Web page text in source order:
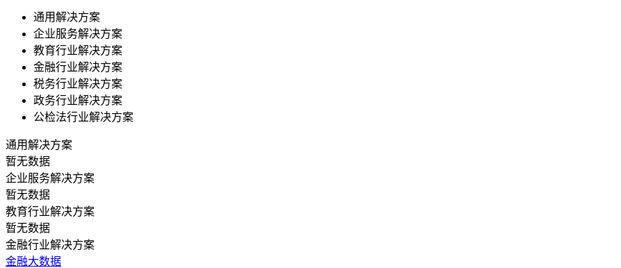
通用解决方案
企业服务解决方案
教育行业解决方案
金融行业解决方案
税务行业解决方案
政务行业解决方案
公检法行业解决方案
通用解决方案
暂无数据
企业服务解决方案
暂无数据
教育行业解决方案
暂无数据
金融行业解决方案
金融大数据